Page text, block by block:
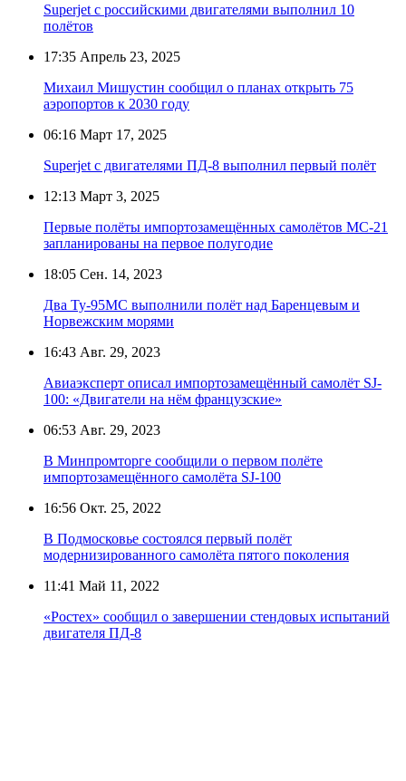
Superjet с российскими двигателями выполнил 10
полётов
17:35 Апрель 23, 2025
Михаил Мишустин сообщил о планах открыть 75
аэропортов к 2030 году
06:16 Март 17, 2025
Superjet с двигателями ПД-8 выполнил первый полёт
12:13 Март 3, 2025
Первые полёты импортозамещённых самолётов МС-21
запланированы на первое полугодие
18:05 Сен. 14, 2023
Два Ту-95МС выполнили полёт над Баренцевым и
Норвежским морями
16:43 Авг. 29, 2023
Авиаэксперт описал импортозамещённый самолёт SJ-
100: «Двигатели на нём французские»
06:53 Авг. 29, 2023
В Минпромторге сообщили о первом полёте
импортозамещённого самолёта SJ-100
16:56 Окт. 25, 2022
В Подмосковье состоялся первый полёт
модернизированного самолёта пятого поколения
11:41 Май 11, 2022
«Ростех» сообщил о завершении стендовых испытаний
двигателя ПД-8